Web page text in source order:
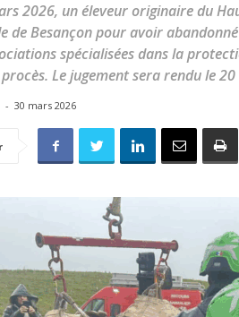
2026, un éleveur originaire du
de Besançon pour avoir
spécialisées dans la
Le jugement sera rendu le
- 30 mars 2026